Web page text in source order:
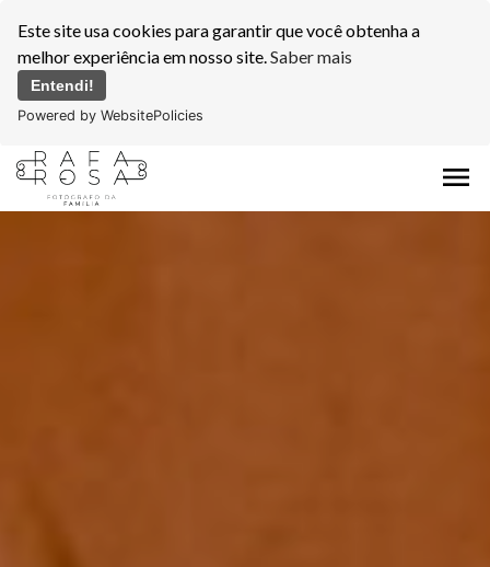
Este site usa cookies para garantir que você obtenha a
melhor experiência em nosso site.Saber mais
Entendi!
Powered by WebsitePolicies
menu